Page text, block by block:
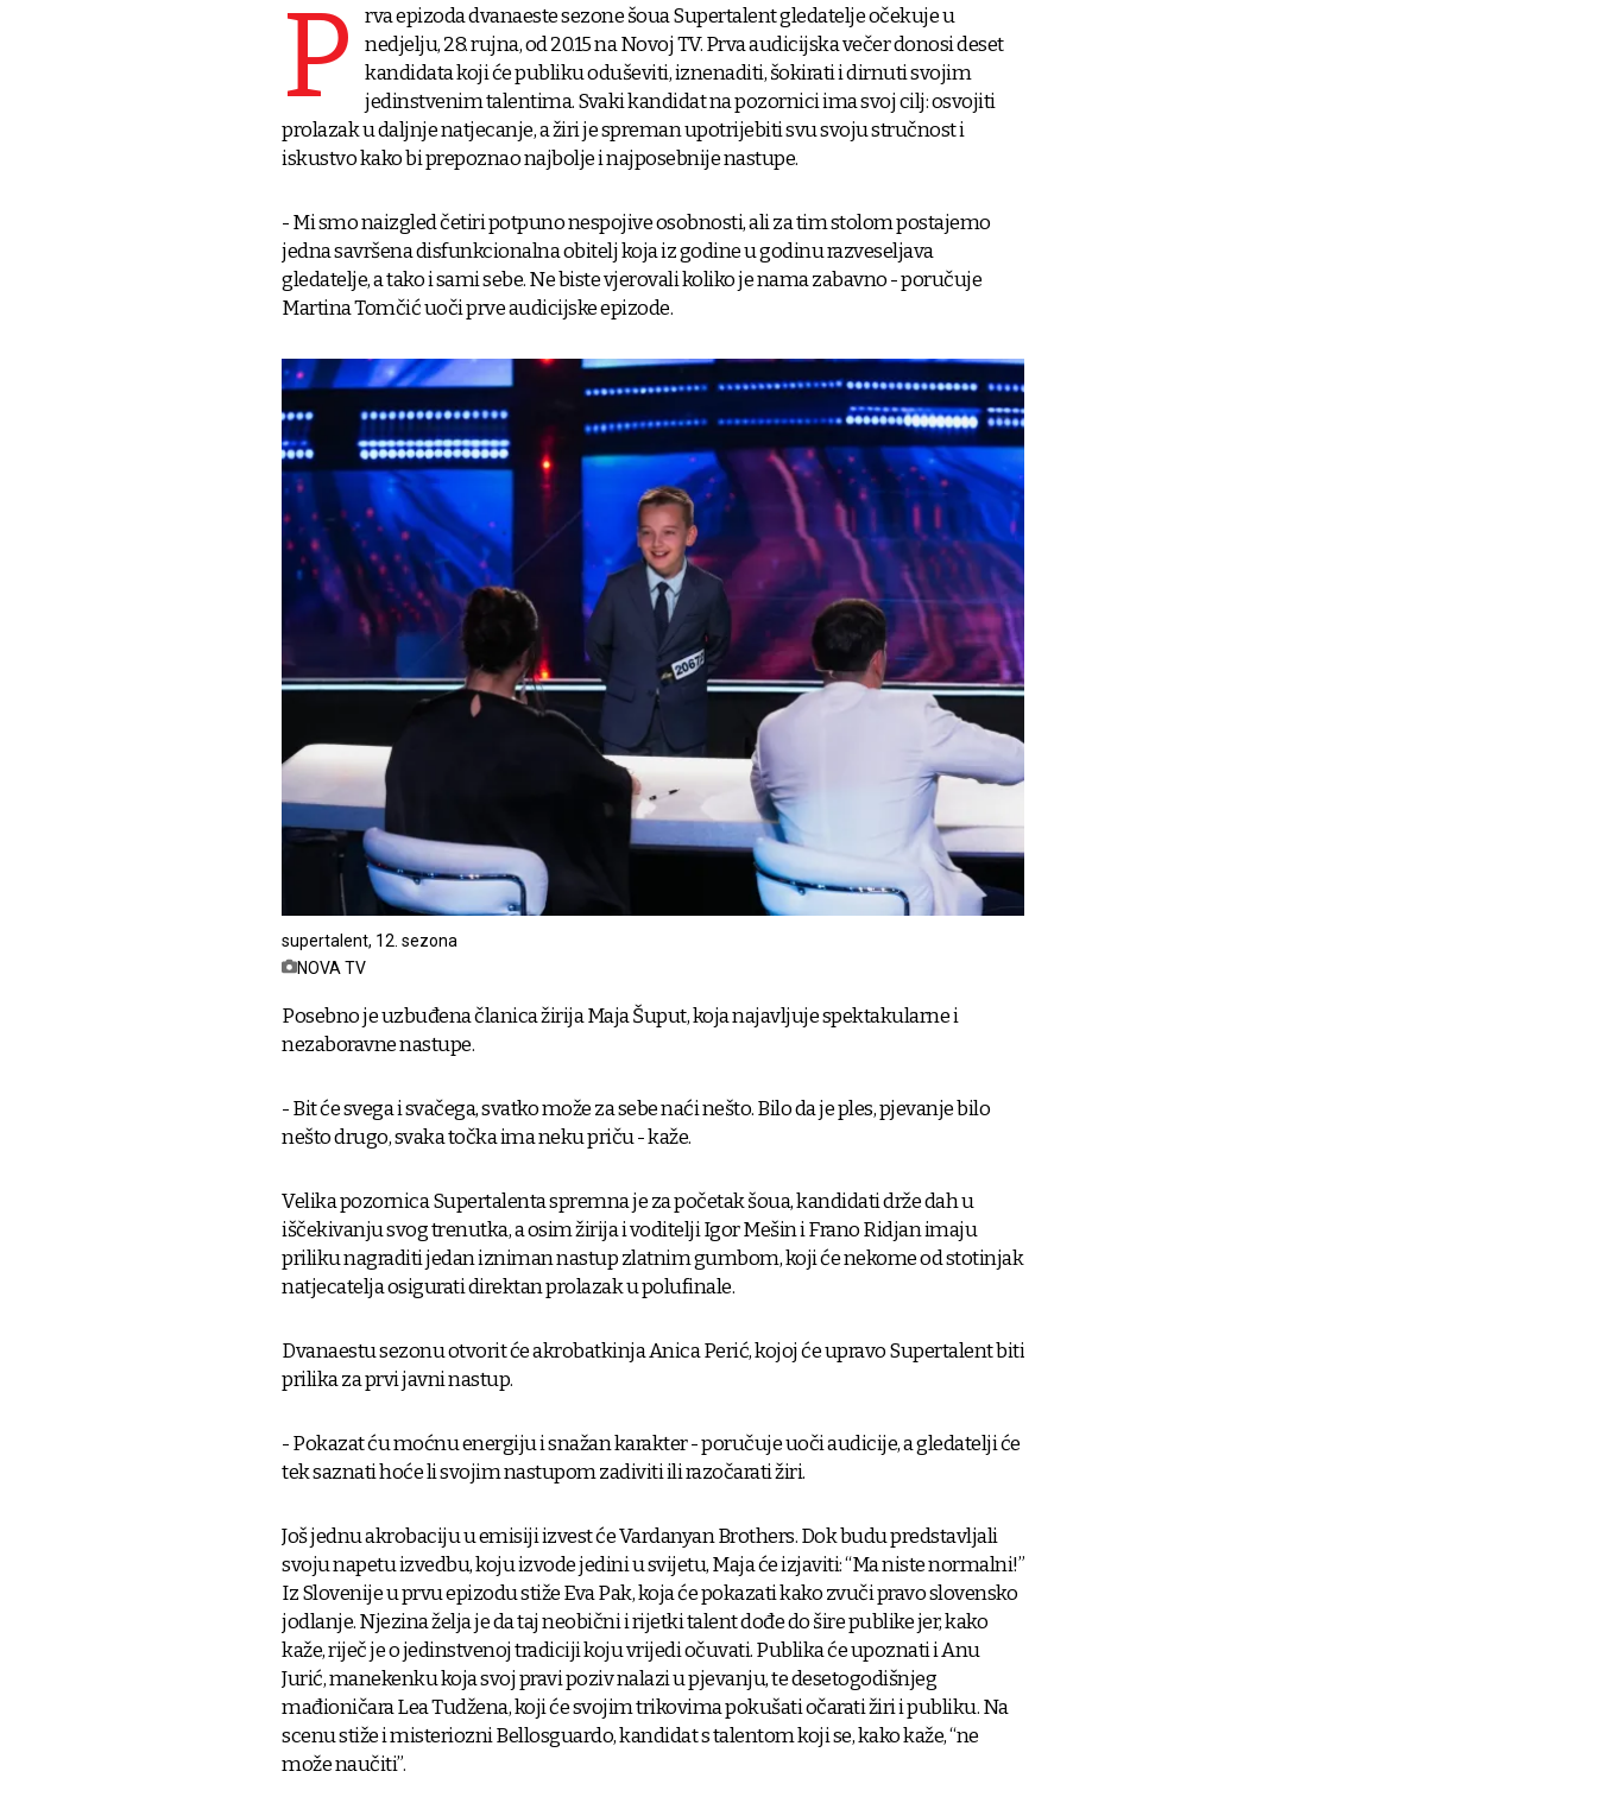
P
rva epizoda dvanaeste sezone šoua Supertalent gledatelje očekuje u
nedjelju, 28. rujna, od 20.15 na Novoj TV. Prva audicijska večer donosi deset
kandidata koji će publiku oduševiti, iznenaditi, šokirati i dirnuti svojim
jedinstvenim talentima. Svaki kandidat na pozornici ima svoj cilj: osvojiti
prolazak u daljnje natjecanje, a žiri je spreman upotrijebiti svu svoju stručnost i
iskustvo kako bi prepoznao najbolje i najposebnije nastupe.
- Mi smo naizgled četiri potpuno nespojive osobnosti, ali za tim stolom postajemo
jedna savršena disfunkcionalna obitelj koja iz godine u godinu razveseljava
gledatelje, a tako i sami sebe. Ne biste vjerovali koliko je nama zabavno - poručuje
Martina Tomčić uoči prve audicijske epizode.
supertalent, 12. sezona
NOVA TV
Posebno je uzbuđena članica žirija Maja Šuput, koja najavljuje spektakularne i
nezaboravne nastupe.
- Bit će svega i svačega, svatko može za sebe naći nešto. Bilo da je ples, pjevanje bilo
nešto drugo, svaka točka ima neku priču - kaže.
Velika pozornica Supertalenta spremna je za početak šoua, kandidati drže dah u
iščekivanju svog trenutka, a osim žirija i voditelji Igor Mešin i Frano Ridjan imaju
priliku nagraditi jedan izniman nastup zlatnim gumbom, koji će nekome od stotinjak
natjecatelja osigurati direktan prolazak u polufinale.
Dvanaestu sezonu otvorit će akrobatkinja Anica Perić, kojoj će upravo Supertalent biti
prilika za prvi javni nastup.
- Pokazat ću moćnu energiju i snažan karakter - poručuje uoči audicije, a gledatelji će
tek saznati hoće li svojim nastupom zadiviti ili razočarati žiri.
Još jednu akrobaciju u emisiji izvest će Vardanyan Brothers. Dok budu predstavljali
svoju napetu izvedbu, koju izvode jedini u svijetu, Maja će izjaviti: “Ma niste normalni!”
Iz Slovenije u prvu epizodu stiže Eva Pak, koja će pokazati kako zvuči pravo slovensko
jodlanje. Njezina želja je da taj neobični i rijetki talent dođe do šire publike jer, kako
kaže, riječ je o jedinstvenoj tradiciji koju vrijedi očuvati. Publika će upoznati i Anu
Jurić, manekenku koja svoj pravi poziv nalazi u pjevanju, te desetogodišnjeg
mađioničara Lea Tudžena, koji će svojim trikovima pokušati očarati žiri i publiku. Na
scenu stiže i misteriozni Bellosguardo, kandidat s talentom koji se, kako kaže, “ne
može naučiti”.